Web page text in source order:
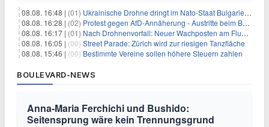
08.08. 16:48 | (01) Ukrainische Drohne dringt im Nato-Staat Bulgarien ein
08.08. 16:28 | (02) Protest gegen AfD-Annäherung - Austritte beim BSW Sachsen-Anhalt
08.08. 16:17 | (01) Nach Drohnenvorfall: Neuer Wachposten am Flughafen
08.08. 16:05 | (00) Street Parade: Zürich wird zur riesigen Tanzfläche
08.08. 15:46 | (00) Bestimmte Vereine sollen höhere Steuern zahlen
BOULEVARD-NEWS
Anna-Maria Ferchichi und Bushido:
Seitensprung wäre kein Trennungsgrund